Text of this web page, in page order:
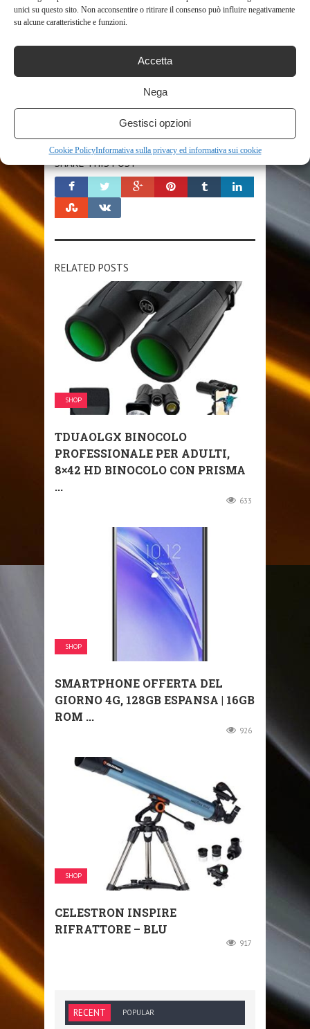
unici su questo sito. Non acconsentire o ritirare il consenso può influire negativamente
su alcune caratteristiche e funzioni.
Accetta
Nega
Gestisci opzioni
Cookie PolicyInformativa sulla privacy ed informativa sui cookie
MICROSCOPIO ELETTRONICO
QUOTIDIANO
REGOLABILI
RICARICABILE
TELESCOPIO
TELESCOPIO NEWTONIANO
SHARE THIS POST
RELATED POSTS
SHOP
TDUAOLGX BINOCOLO
PROFESSIONALE PER ADULTI,
8×42 HD BINOCOLO CON PRISMA
...
633
SHOP
SMARTPHONE OFFERTA DEL
GIORNO 4G, 128GB ESPANSA | 16GB
ROM ...
926
SHOP
CELESTRON INSPIRE
RIFRATTORE – BLU
917
RECENT POPULAR